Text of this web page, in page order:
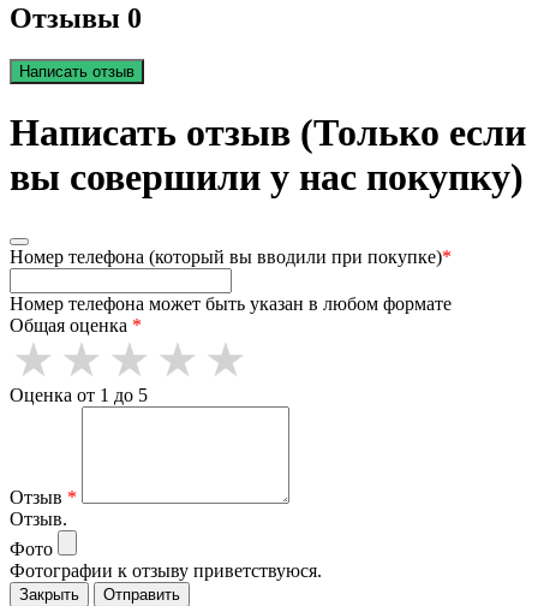
Отзывы 0
Написать отзыв
Написать отзыв (Только если
вы совершили у нас покупку)
Номер телефона (который вы вводили при покупке)*
Номер телефона может быть указан в любом формате
Общая оценка *
Оценка от 1 до 5
Отзыв *
Отзыв.
Фото
Фотографии к отзыву приветствуюся.
Закрыть Отправить